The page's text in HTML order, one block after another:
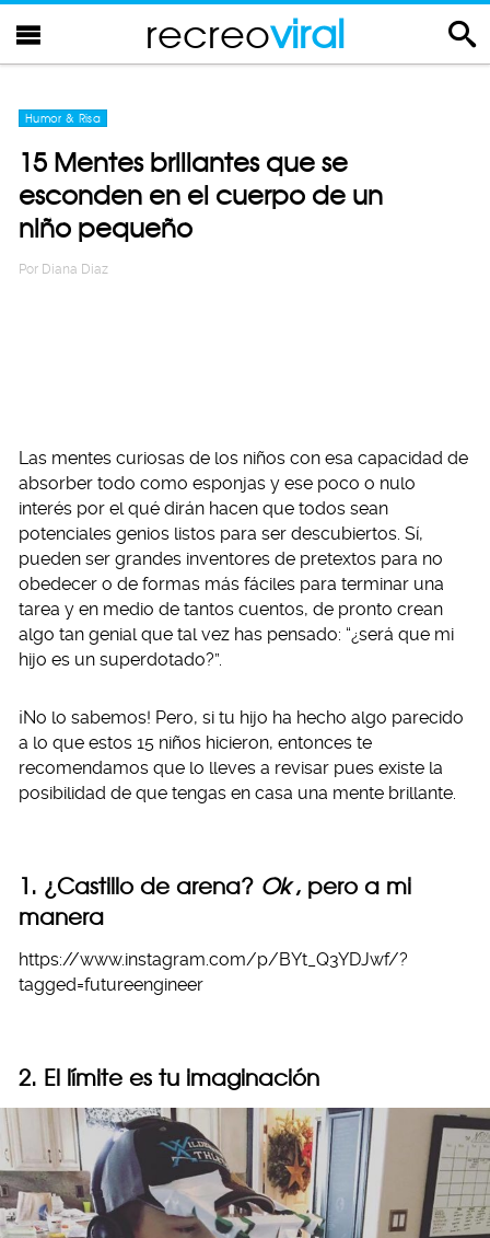
recreoviral
Humor & Risa
15 Mentes brillantes que se
esconden en el cuerpo de un
niño pequeño
Por Diana Diaz
Las mentes curiosas de los niños con esa capacidad de
absorber todo como esponjas y ese poco o nulo
interés por el qué dirán hacen que todos sean
potenciales genios listos para ser descubiertos. Sí,
pueden ser grandes inventores de pretextos para no
obedecer o de formas más fáciles para terminar una
tarea y en medio de tantos cuentos, de pronto crean
algo tan genial que tal vez has pensado: “¿será que mi
hijo es un superdotado?”.
¡No lo sabemos! Pero, si tu hijo ha hecho algo parecido
a lo que estos 15 niños hicieron, entonces te
recomendamos que lo lleves a revisar pues existe la
posibilidad de que tengas en casa una mente brillante.
1. ¿Castillo de arena? Ok, pero a mi
manera
https://www.instagram.com/p/BYt_Q3YDJwf/?
tagged=futureengineer
2. El límite es tu imaginación